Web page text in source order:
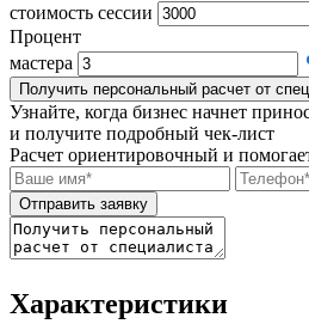
стоимость сессии
Процент
мастера
Получить персональный расчет от
Узнайте, когда бизнес начнет
и получите подробный чек-лист
Расчет ориентировочный и
Отправить заявку
Характеристики